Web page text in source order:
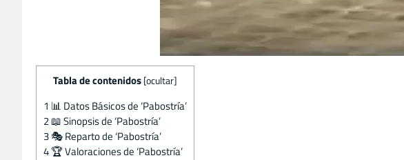
Tabla de contenidos [ocultar]
1 📊 Datos Básicos de ‘Pabostría’
2📖 Sinopsis de ‘Pabostría’
3🎭 Reparto de ‘Pabostría’
4🏆 Valoraciones de ‘Pabostría’